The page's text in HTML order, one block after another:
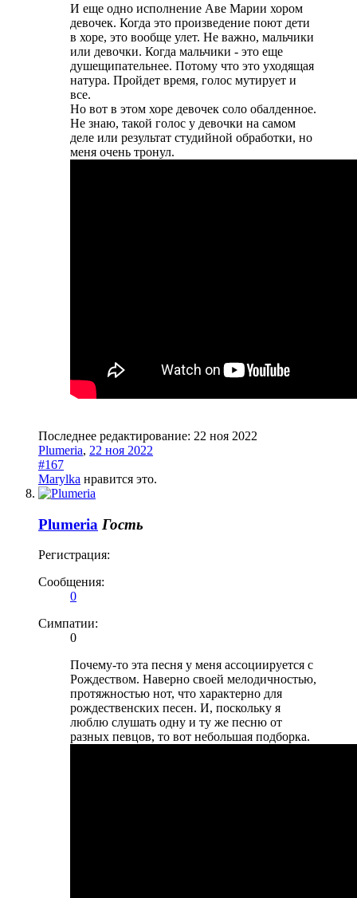
И еще одно исполнение Аве Марии хором
девочек. Когда это произведение поют дети
в хоре, это вообще улет. Не важно, мальчики
или девочки. Когда мальчики - это еще
душещипательнее. Потому что это уходящая
натура. Пройдет время, голос мутирует и
все.
Но вот в этом хоре девочек соло обалденное.
Не знаю, такой голос у девочки на самом
деле или результат студийной обработки, но
меня очень тронул.
Последнее редактирование: 22 ноя 2022
Plumeria, 22 ноя 2022
#167
Marylka нравится это.
Plumeria Гость
Регистрация:
Сообщения:
0
Симпатии:
0
Почему-то эта песня у меня ассоциируется с
Рождеством. Наверно своей мелодичностью,
протяжностью нот, что характерно для
рождественских песен. И, поскольку я
люблю слушать одну и ту же песню от
разных певцов, то вот небольшая подборка.